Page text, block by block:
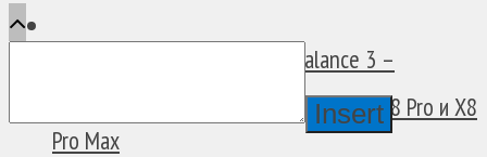
Обзор смарт-часов Amazfit Balance 3 –
В России появились смартфоны POCO X8 Pro и X8
Pro Max
Insert